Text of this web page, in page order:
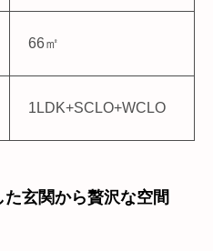
66㎡
1LDK+SCLO+WCLO
た玄関から贅沢な空間